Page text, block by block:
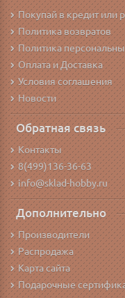
Покупай в кредит или
Политика возвратов
Политика
Оплата и Доставка
Условия соглашения
Новости
Обратная связь
Контакты
8(499)136-36-63
info@sklad-hobby.ru
Дополнительно
Производители
Распродажа
Карта сайта
Подарочные